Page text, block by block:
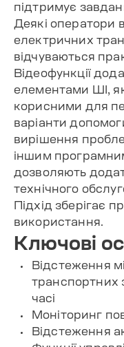
підтримує
Деякі оператори
електричних
відчуваються
Відеофункції
елементами ШІ,
корисними для
варіанти
вирішення
іншим
дозволяють
технічного
Підхід зберігає
використання.
Ключові
Відстеження
транспортних
часі
Моніторинг
Відстеження